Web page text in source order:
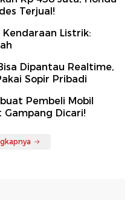
Terjual!
Kendaraan Listrik:
Dipantau Realtime,
Sopir Pribadi
Pembeli Mobil
Dicari!